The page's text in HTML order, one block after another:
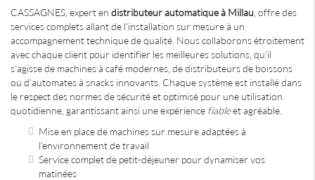
CASSAGNES, expert en distributeur automatique à Millau , offre des
services complets allant de l'installation sur mesure à un
accompagnement technique de qualité. Nous collaborons étroitement
avec chaque client pour identifier les meilleures solutions, qu'il
s'agisse de machines à café modernes, de distributeurs de boissons
ou d'automates à snacks innovants. Chaque système est installé dans
le respect des normes de sécurité et optimisé pour une utilisation
quotidienne, garantissant ainsi une expérience fiableet agréable.
Mise en place de machines sur mesure adaptées à
l'environnement de travail
Service complet de petit-déjeuner pour dynamiser vos
matinées